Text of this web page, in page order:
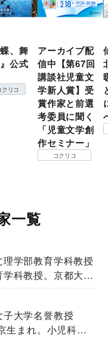
蝶、舞
公式
リコ
アーカイブ配
信中【第67回
講談社児童文
学新人賞】受
賞作家と前選
考委員に聞く
「児童文学創
作セミナー」
コクリコ
一覧
学部教育学科教授
科教授。京都大学
大学名誉教授
生まれ。小児科